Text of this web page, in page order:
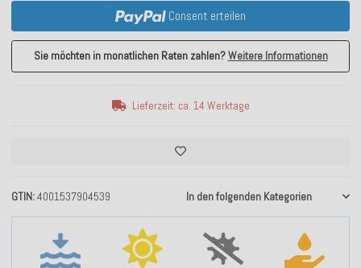
GTIN 4001537904539 In den folgenden Kategorien
Consent erteilen
Sie möchten in monatlichen Raten zahlen?Weitere Informationen
Lieferzeit: ca. 14 Werktage